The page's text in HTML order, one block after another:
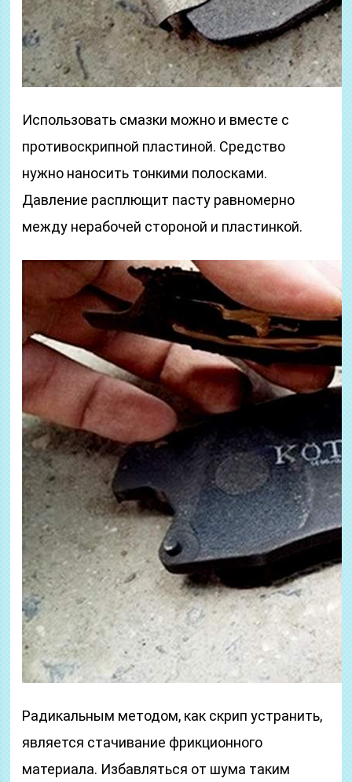
Использовать смазки можно и вместе с
противоскрипной пластиной. Средство
нужно наносить тонкими полосками.
Давление расплющит пасту равномерно
между нерабочей стороной и пластинкой.
Радикальным методом, как скрип устранить,
является стачивание фрикционного
материала. Избавляться от шума таким